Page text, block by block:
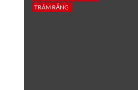
TRÁM RĂNG